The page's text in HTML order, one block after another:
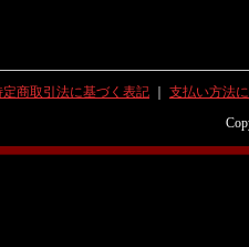
定商取引法に基づく表記
支払い方法